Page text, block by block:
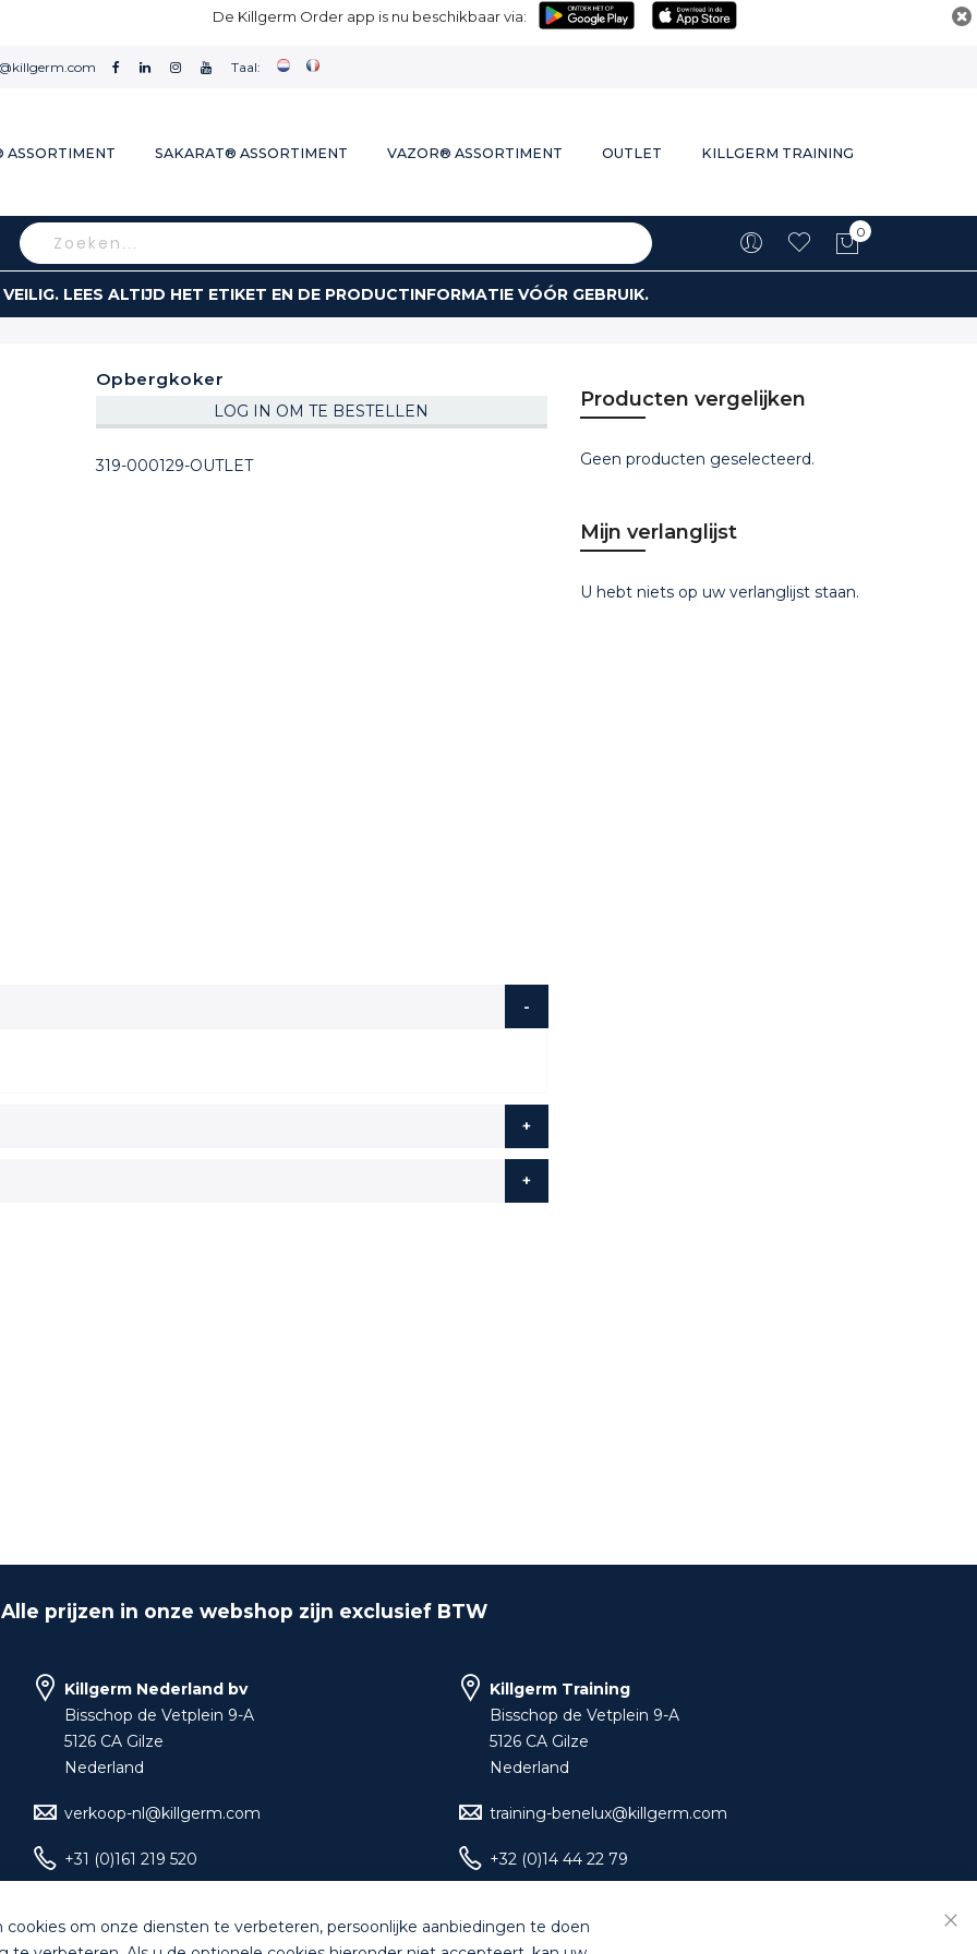
De Killgerm Order app is nu beschikbaar via:
Taal:
ASSORTIMENT SAKARAT® ASSORTIMENT VAZOR® ASSORTIMENT OUTLET KILLGERM TRAINING
Search
0
LEES ALTIJD HET ETIKET EN DE PRODUCTINFORMATIE VÓÓR GEBRUIK.
Opbergkoker
LOG IN OM TE BESTELLEN
319-000129-OUTLET
Producten vergelijken
Geen producten geselecteerd.
Mijn verlanglijst
U hebt niets op uw verlanglijst staan.
Alle prijzen in onze webshop zijn exclusief BTW
Killgerm Nederland bv
Bisschop de Vetplein 9-A
5126 CA Gilze
Nederland
verkoop-nl@killgerm.com
+31 (0)161 219 520
Killgerm Training
Bisschop de Vetplein 9-A
5126 CA Gilze
Nederland
training-benelux@killgerm.com
+32 (0)14 44 22 79
cookies om onze diensten te verbeteren, persoonlijke aanbiedingen te doen